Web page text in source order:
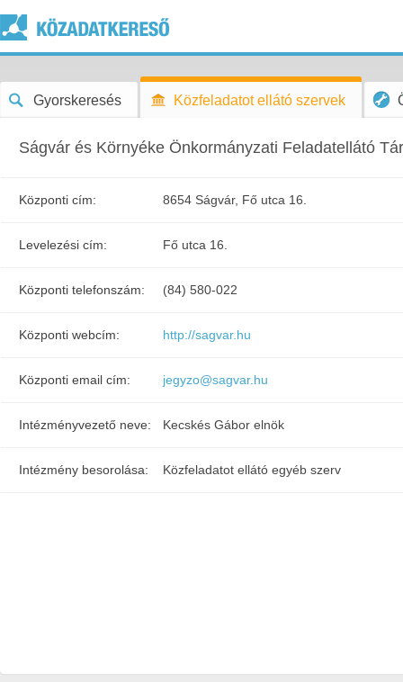
Gyorskeresés Közfeladatot ellátó szervek
Ságvár és Környéke Önkormányzati Feladatellátó
Központi cím: 8654 Ságvár, Fő utca 16.
Levelezési cím: Fő utca 16.
Központi telefonszám: (84) 580-022
Központi webcím: http://sagvar.hu
Központi email cím: jegyzo@sagvar.hu
Intézményvezető neve: Kecskés Gábor elnök
Intézmény besorolása: Közfeladatot ellátó egyéb szerv